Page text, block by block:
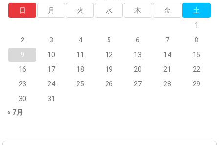
日
月 火 水 木 金
土
1
2
3 4 5 6 7
8
9
10 11 12 13 14
15
16
17 18 19 20 21
22
23
24 25 26 27 28
29
30
31
« 7月